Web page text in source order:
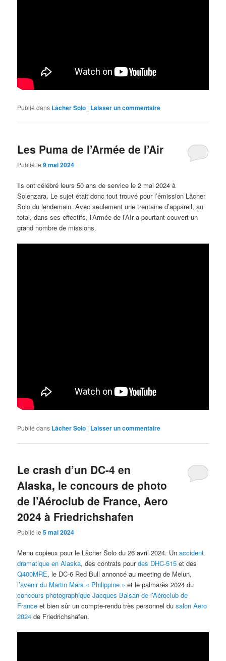
Publié dans Lâcher Solo | Laisser un commentaire
Les Puma de l’Armée de l’Air
Publié le9 mai 2024
Ils ont célébré leurs 50 ans de service le 2 mai 2024 à
Solenzara. Le sujet était donc tout trouvé pour l’émission Lâcher
Solo du lendemain. Avec seulement une trentaine d’appareil, au
total, dans ses effectifs, l’Armée de l’AIr a pourtant couvert un
grand nombre de missions.
Publié dans Lâcher Solo | Laisser un commentaire
Le crash d’un DC-4 en
Alaska, le concours de photo
de l’Aéroclub de France, Aero
2024 à Friedrichshafen
Publié le5 mai 2024
Menu copieux pour le Lâcher Solo du 26 avril 2024. Unaccident
dramatique en Alaska, des contrats pourdes DHC-515 et des
Q400MRE, le DC-6 Red Bull annoncé au meeting de Melun,
l’avenir du Martin Mars « Philippine » et le palmarès 2024 du
concours photographique Jacques Balsan de l’Aéroclub de
France et bien sûr un compte-rendu très personnel dusalon Aero
2024 de Friedrichshafen.